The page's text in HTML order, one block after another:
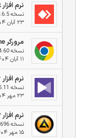
نرم افزار Anydesk
نسخه v9.6.5
۲۳ آبان ۱۴۰۴
مرورگر Google Chrome
نسخه v142.0.7444.60
۱۱ آبان ۱۴۰۴
نرم افزار KMPlayer
نسخه v2025.9.25.11 و v4.2.3.28
۲۳ مهر ۱۴۰۴
نرم افزار AIMP
نسخه v5.40.2696
۱۵ مهر ۱۴۰۴